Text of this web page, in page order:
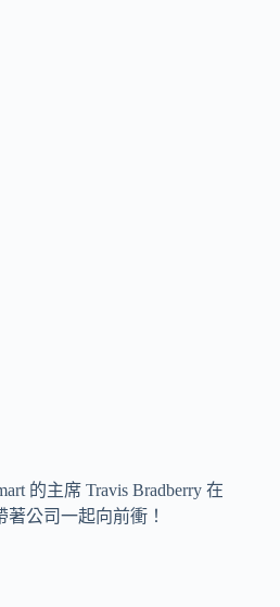
的主席 Travis Bradberry 在
公司一起向前衝！